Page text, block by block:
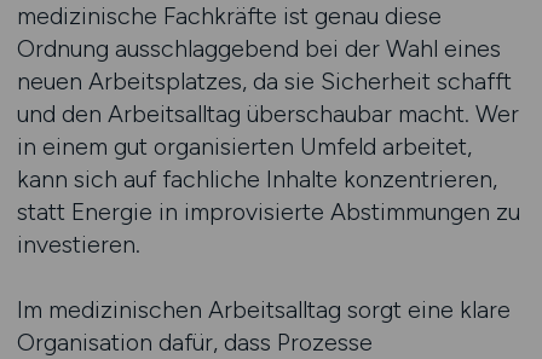
medizinische Fachkräfte ist genau diese
Ordnung ausschlaggebend bei der Wahl eines
neuen Arbeitsplatzes, da sie Sicherheit schafft
und den Arbeitsalltag überschaubar macht. Wer
in einem gut organisierten Umfeld arbeitet,
kann sich auf fachliche Inhalte konzentrieren,
statt Energie in improvisierte Abstimmungen zu
investieren.
Im medizinischen Arbeitsalltag sorgt eine klare
Organisation dafür, dass Prozesse